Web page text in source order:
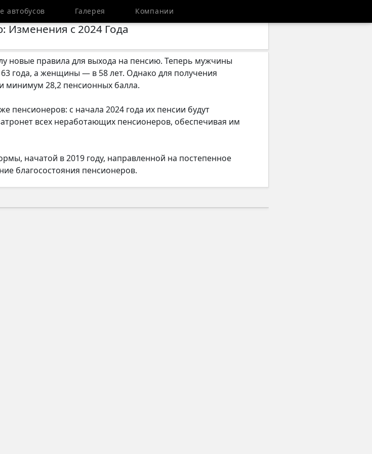
автобусов Галерея Компании
с 2024 Года
новые правила для выхода на пенсию. Теперь мужчины
года, а женщины — в 58 лет. Однако для получения
минимум 28,2 пенсионных балла.
пенсионеров: с начала 2024 года их пенсии будут
всех неработающих пенсионеров, обеспечивая им
начатой в 2019 году, направленной на постепенное
благосостояния пенсионеров.